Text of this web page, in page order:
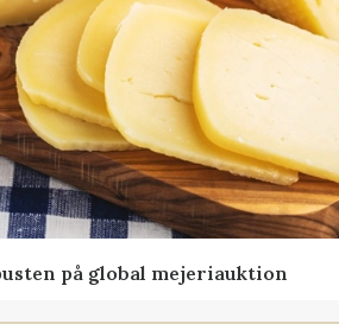
på global mejeriauktion